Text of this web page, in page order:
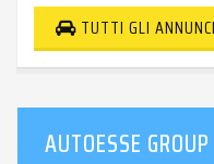
TUTTI GLI
AUTOESSE